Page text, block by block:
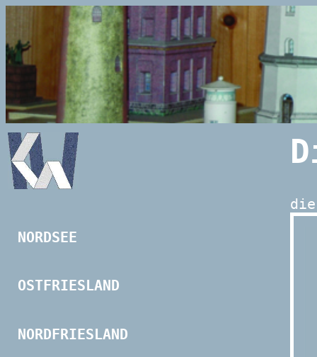
NORDSEE
OSTFRIESLAND
NORDFRIESLAND
die